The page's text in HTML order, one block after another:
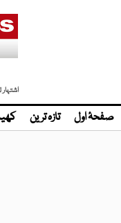
اشتہار
صفحۂ اول تازہ ترین